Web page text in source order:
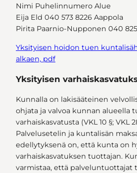
Nimi Puhelinnumero Alue
Eija Eld 040 573 8226 Aappola
Pirita Paarnio-Nupponen 040 825
Yksityisen hoidon tuen
alkaen, pdf
Yksityisen
Kunnalla on lakisääteinen
ohjata ja valvoa kunnan alueella
varhaiskasvatusta (VKL 10 §; VKL
Palvelusetelin ja kuntalisän
edellytyksenä on, että kunta on
varhaiskasvatuksen tuottajan.
varmistaa, että palveluntuottajat